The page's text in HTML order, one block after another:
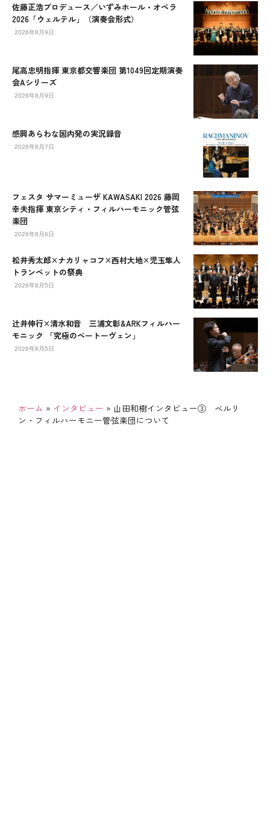
佐藤正浩プロデュース／いずみホール・オペラ
2026「ウェルテル」（演奏会形式）
2026年8月9日
尾高忠明指揮 東京都交響楽団 第1049回定期演奏
会Aシリーズ
2026年8月9日
感興あらわな国内発の実況録音
2026年8月7日
フェスタ サマーミューザ KAWASAKI 2026 藤岡
幸夫指揮 東京シティ・フィルハーモニック管弦
楽団
2026年8月6日
松井秀太郎×ナカリャコフ×西村大地×児玉隼人
トランペットの祭典
2026年8月5日
辻󠄀井伸行×清水和音 三浦文彰&ARKフィルハー
モニック 「究極のベートーヴェン」
2026年8月5日
ホーム » インタビュー » 山田和樹インタビュー③ ベルリ
ン・フィルハーモニー管弦楽団について